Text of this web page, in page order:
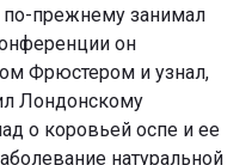
по-прежнему занимал
он
Фрюстером и узнал,
Лондонскому
о коровьей оспе и ее
натуральной